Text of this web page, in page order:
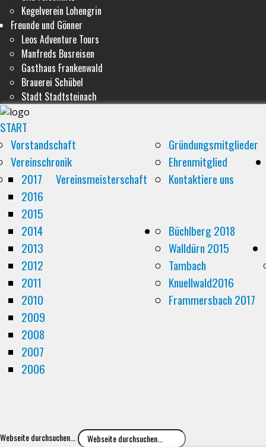
Kegelverein Lohengrin
Freunde und Gönner
Leos Adventure Tours
Manfreds Busreisen
Gasthaus Frankenwald
Brauerei Schübel
Stadt Stadtsteinach
START
Vorstandschaft
Vereinschronik
Vereinsmeisterschaft
2017
2016
2015
2014
2013
2012
2011
2010
2009
2008
2007
2006
Gründungsmitglieder
Ehrenmitglied
Kontaktiere uns
Büchlberg 2018
Walldürn 2015
Tambach
Knuellwald2016
Frammersbach 2017
Webseite durchsuchen...